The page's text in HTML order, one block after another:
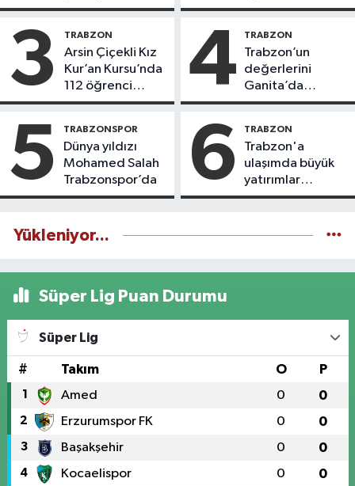
3 TRABZON
Arsin Çiçekli Kız
Kur’an Kursu’nda
112 öğrenci
icazet aldı
4 TRABZON
Trabzon’un
değerlerini
Ganita’da
yaşatıyoruz
5 TRABZONSPOR
Dünya yıldızı
Mohamed Salah
Trabzonspor’da
6 TRABZON
Trabzon'a
ulaşımda büyük
yatırımlar
yapılıyor
Yükleniyor...
Süper Lig Puan Durumu
Süper Lig
# Takım O P
1 Amed 0 0
2 Erzurumspor FK 0 0
3 Başakşehir 0 0
4 Kocaelispor 0 0